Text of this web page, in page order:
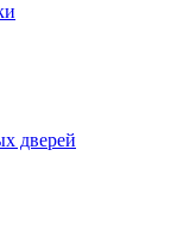
дверей